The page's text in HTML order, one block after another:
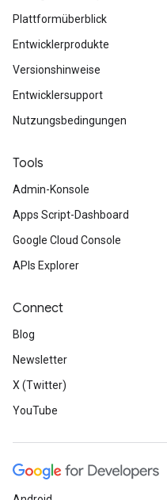
Plattformüberblick
Entwicklerprodukte
Versionshinweise
Entwicklersupport
Nutzungsbedingungen
Tools
Admin-Konsole
Apps Script-Dashboard
Google Cloud Console
APIs Explorer
Connect
Blog
Newsletter
X (Twitter)
YouTube